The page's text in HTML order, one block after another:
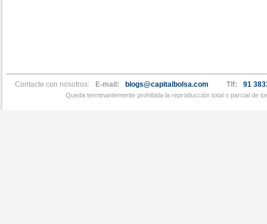
Contacte con nosotros: E-mail: blogs@capitalbolsa.com Tlf: 91
Queda terminantemente prohibida la reproducción total o parcial de